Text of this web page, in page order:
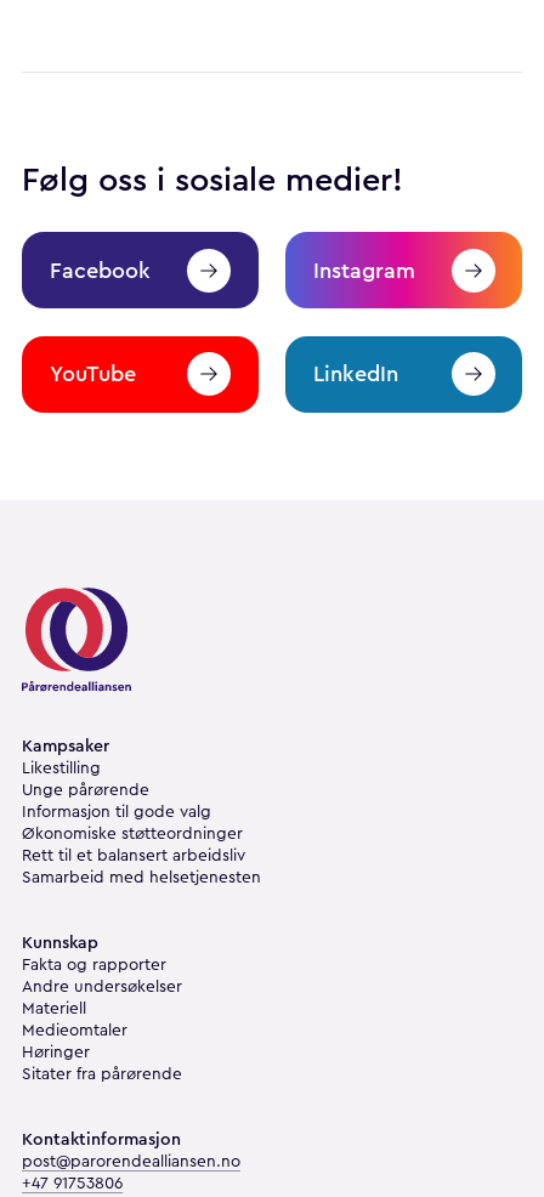
Følg oss i sosiale medier!
Facebook Instagram
YouTube LinkedIn
Pårørendealliansen
Kampsaker
Likestilling
Unge pårørende
Informasjon til gode valg
Økonomiske støtteordninger
Rett til et balansert arbeidsliv
Samarbeid med helsetjenesten
Kunnskap
Fakta og rapporter
Andre undersøkelser
Materiell
Medieomtaler
Høringer
Sitater fra pårørende
Kontaktinformasjon
post@parorendealliansen.no
+47 91753806